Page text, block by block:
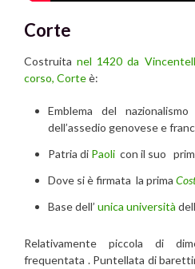
Corte
Costruitanel 1420 da
corso, Corteè:
Emblema del
dell’assedio genovese e
Patria di Paoli con il suo
Dove si è firmata la prima
Base dell’ unica università
Relativamente piccola di
frequentata . Puntellata di